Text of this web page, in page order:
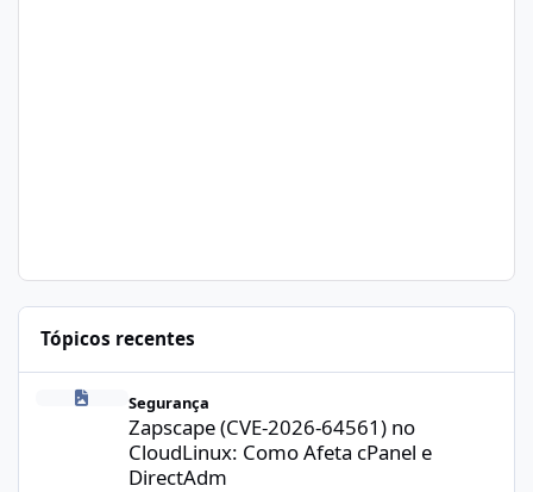
Tópicos recentes
Zapscape (CVE-2026-64561) no CloudLinux: Como Afeta cPanel
Segurança
Zapscape (CVE-2026-64561) no
CloudLinux: Como Afeta cPanel e
DirectAdm